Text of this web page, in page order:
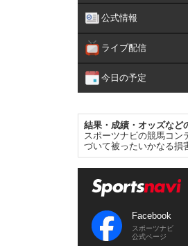
公式情報
ライブ配信
今日の予定
結果・成績・オッズなど
スポーツナビの競馬コン
づいて被ったいかなる損
Facebook
スポーツナビ
公式ページ